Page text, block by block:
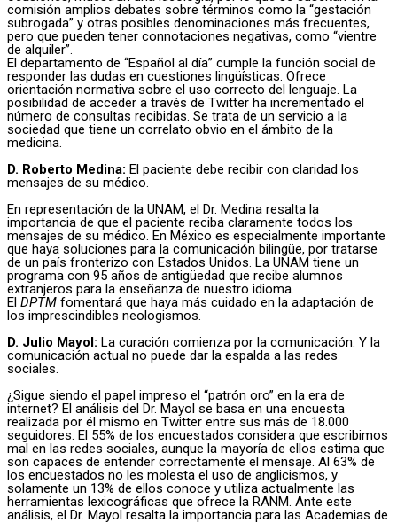
comisión amplios debates sobre términos como la “gestación
subrogada” y otras posibles denominaciones más frecuentes,
pero que pueden tener connotaciones negativas, como “vientre
de alquiler”.
El departamento de “Español al día” cumple la función social de
responder las dudas en cuestiones lingüísticas. Ofrece
orientación normativa sobre el uso correcto del lenguaje. La
posibilidad de acceder a través de Twitter ha incrementado el
número de consultas recibidas. Se trata de un servicio a la
sociedad que tiene un correlato obvio en el ámbito de la
medicina.
D. Roberto Medina: El paciente debe recibir con claridad los
mensajes de su médico.
En representación de la UNAM, el Dr. Medina resalta la
importancia de que el paciente reciba claramente todos los
mensajes de su médico. En México es especialmente importante
que haya soluciones para la comunicación bilingüe, por tratarse
de un país fronterizo con Estados Unidos. La UNAM tiene un
programa con 95 años de antigüedad que recibe alumnos
extranjeros para la enseñanza de nuestro idioma.
El DPTM fomentará que haya más cuidado en la adaptación de
los imprescindibles neologismos.
D. Julio Mayol: La curación comienza por la comunicación. Y la
comunicación actual no puede dar la espalda a las redes
sociales.
¿Sigue siendo el papel impreso el “patrón oro” en la era de
internet? El análisis del Dr. Mayol se basa en una encuesta
realizada por él mismo en Twitter entre sus más de 18.000
seguidores. El 55% de los encuestados considera que escribimos
mal en las redes sociales, aunque la mayoría de ellos estima que
son capaces de entender correctamente el mensaje. Al 63% de
los encuestados no les molesta el uso de anglicismos, y
solamente un 13% de ellos conoce y utiliza actualmente las
herramientas lexicográficas que ofrece la RANM. Ante este
análisis, el Dr. Mayol resalta la importancia para las Academias de